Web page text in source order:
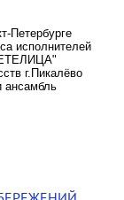
Петербурге
исполнителей
г.Пикалёво
ансамбль